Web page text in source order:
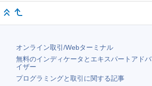
オンライン取引/Webターミナル
無料のインディケータとエキスパートアドバ
イザー
プログラミングと取引に関する記事